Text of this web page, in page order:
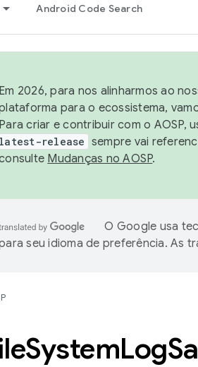
Android Code Search
Em 2026, para nos alinharmos ao
para o ecossistema,
Para criar e contribuir com o AOSP,
latest-release sempre vai
Mudanças no AOSP.
O Google usa
seu idioma de preferência. As
SystemLog